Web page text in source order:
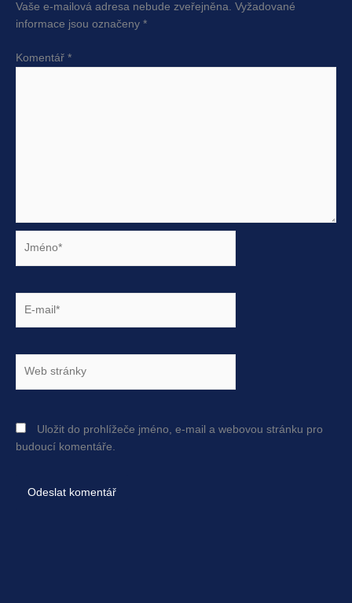
Vaše e-mailová adresa nebude zveřejněna. Vyžadované
informace jsou označeny *
Komentář *
mail*
Uložit do prohlížeče jméno, e-mail a webovou stránku pro
budoucí komentáře.